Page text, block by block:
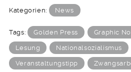
Kategorien: News
Tags: Golden Press Graphic
Lesung Nationalsozialismus
Veranstaltungstipp